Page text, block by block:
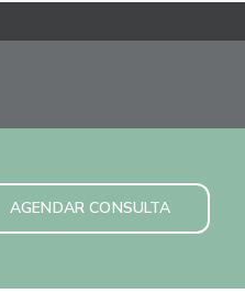
AGENDAR CONSULTA